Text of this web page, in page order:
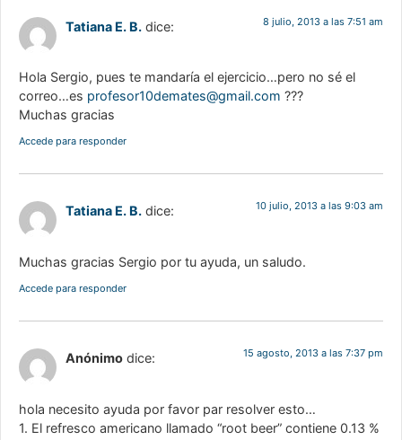
Tatiana E. B. dice: 8 julio, 2013 a las 7:51 am
Hola Sergio, pues te mandaría el ejercicio…pero no sé el
correo…es profesor10demates@gmail.com ???
Muchas gracias
Accede para responder
Tatiana E. B. dice: 10 julio, 2013 a las 9:03 am
Muchas gracias Sergio por tu ayuda, un saludo.
Accede para responder
Anónimo dice: 15 agosto, 2013 a las 7:37 pm
hola necesito ayuda por favor par resolver esto…
1. El refresco americano llamado “root beer” contiene 0.13 %